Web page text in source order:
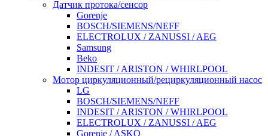
Датчик протока/сенсор
Gorenje
BOSCH/SIEMENS/NEFF
ELECTROLUX / ZANUSSI / AEG
Samsung
Beko
INDESIT / ARISTON / WHIRLPOOL
Мотор циркуляционный/рециркуляционный насос
LG
BOSCH/SIEMENS/NEFF
INDESIT / ARISTON / WHIRLPOOL
ELECTROLUX / ZANUSSI / AEG
Gorenje / ASKO